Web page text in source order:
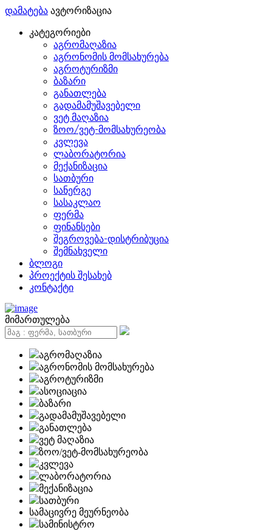
დამატება ავტორიზაცია
კატეგორიები
აგრომაღაზია
აგრონომის მომსახურება
აგროტურიზმი
ბაზარი
განათლება
გადამამუშავებელი
ვეტ მაღაზია
ზოო/ვეტ-მომსახურეობა
კვლევა
ლაბორატორია
მექანიზაცია
სათბური
სანერგე
სასაკლაო
ფერმა
ფინანსები
შეგროვება-დისტრიბუცია
შემნახველი
ბლოგი
პროექტის შესახებ
კონტაქტი
მიმართულება
აგრომაღაზია
აგრონომის მომსახურება
აგროტურიზმი
ასოციაცია
ბაზარი
გადამამუშავებელი
განათლება
ვეტ მაღაზია
ზოო/ვეტ-მომსახურეობა
კვლევა
ლაბორატორია
მექანიზაცია
სათბური
სამაცივრე მეურნეობა
სამინისტრო